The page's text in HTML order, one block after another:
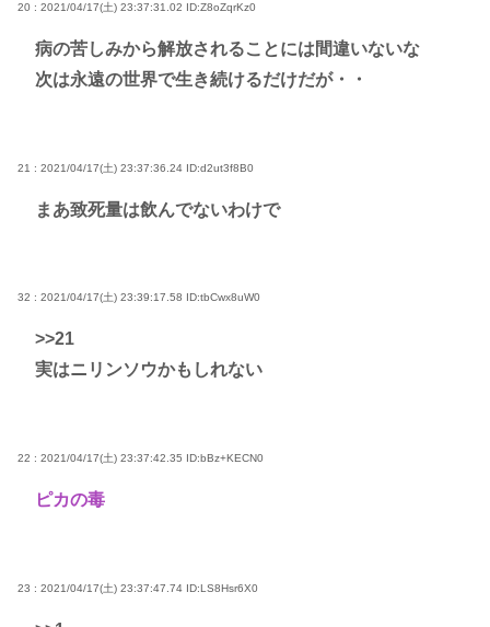
20 : 2021/04/17(土) 23:37:31.02 ID:Z8oZqrKz0
病の苦しみから解放されることには間違いないな
次は永遠の世界で生き続けるだけだが・・
21 : 2021/04/17(土) 23:37:36.24 ID:d2ut3f8B0
まあ致死量は飲んでないわけで
32 : 2021/04/17(土) 23:39:17.58 ID:tbCwx8uW0
>>21
実はニリンソウかもしれない
22 : 2021/04/17(土) 23:37:42.35 ID:bBz+KECN0
ピカの毒
23 : 2021/04/17(土) 23:37:47.74 ID:LS8Hsr6X0